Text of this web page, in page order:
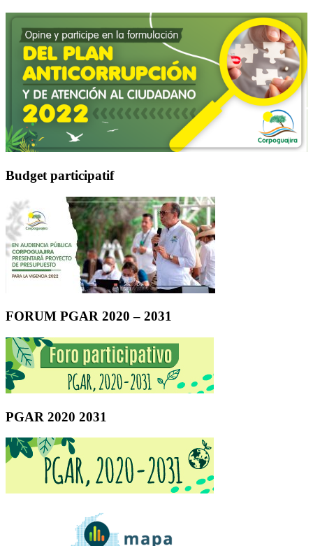
Budget participatif
FORUM PGAR 2020 – 2031
PGAR 2020 2031